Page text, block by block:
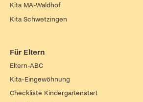
Kita MA-Waldhof
Kita Schwetzingen
Für Eltern
Eltern-ABC
Kita-Eingewöhnung
Checkliste Kindergartenstart